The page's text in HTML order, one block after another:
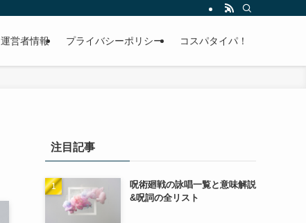
運営者情報 プライバシーポリシー コスパタイパ！
注目記事
呪術廻戦の詠唱一覧と意味解説
&呪詞の全リスト